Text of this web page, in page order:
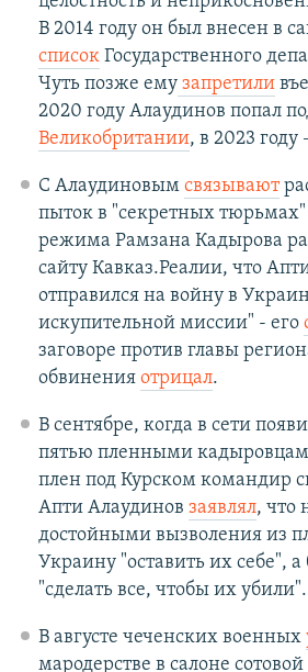
В 2014 году он был внесен в
списокГосударственного
Чуть позже емузапретили
2020 году Алаудинов попал
Великобритании, в 2023 году
С Алаудиновым связывают
пыток в "секретных
режима Рамзана Кадырова
сайту Кавказ.Реалии, что
отправился на войну в
искупительной миссии" - его
заговоре против главы
обвинения отрицал.
В сентябре, когда в сети
пятью пленными
плен под Курском командир
Апти Алаудинов заявлял, что
достойными вызволения из
Украину "оставить их себе", а
"сделать все, чтобы их убили".
В августе чеченских военных
мародерстве в салоне